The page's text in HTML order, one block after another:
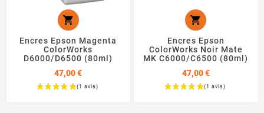

Encres Epson Magenta
ColorWorks
D6000/D6500 (80ml)
47,00 €
Prix

Encres Epson
ColorWorks Noir Mate
MK C6000/C6500 (80ml)
47,00 €
Prix